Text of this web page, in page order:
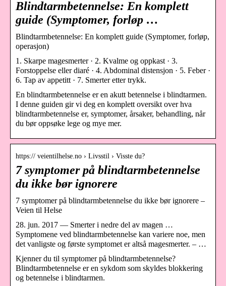
Blindtarmbetennelse: En komplett
guide (Symptomer, forløp …
Blindtarmbetennelse: En komplett guide (Symptomer, forløp,
operasjon)
1. Skarpe magesmerter · 2. Kvalme og oppkast · 3.
Forstoppelse eller diaré · 4. Abdominal distensjon · 5. Feber ·
6. Tap av appetitt · 7. Smerter etter trykk.
En blindtarmbetennelse er en akutt betennelse i blindtarmen.
I denne guiden gir vi deg en komplett oversikt over hva
blindtarmbetennelse er, symptomer, årsaker, behandling, når
du bør oppsøke lege og mye mer.
https:// veientilhelse.no › Livsstil › Visste du?
7 symptomer på blindtarmbetennelse
du ikke bør ignorere
7 symptomer på blindtarmbetennelse du ikke bør ignorere –
Veien til Helse
28. jun. 2017 — Smerter i nedre del av magen …
Symptomene ved blindtarmbetennelse kan variere noe, men
det vanligste og første symptomet er altså magesmerter. – …
Kjenner du til symptomer på blindtarmbetennelse?
Blindtarmbetennelse er en sykdom som skyldes blokkering
og betennelse i blindtarmen.